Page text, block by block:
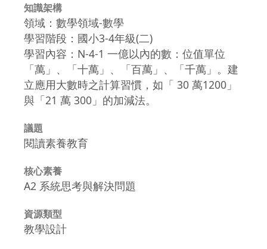
知識架構
領域：數學領域-數學
學習階段：國小3-4年級(二)
學習內容：N-4-1 一億以內的數：位值單位
「萬」、「十萬」、「百萬」、「千萬」。建
立應用大數時之計算習慣，如「 30 萬1200」
與「21 萬 300」的加減法。
議題
閱讀素養教育
核心素養
A2 系統思考與解決問題
資源類型
教學設計